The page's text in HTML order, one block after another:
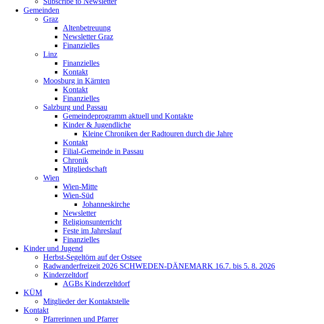
Gemeinden
Graz
Altenbetreuung
Newsletter Graz
Finanzielles
Linz
Finanzielles
Kontakt
Moosburg in Kärnten
Kontakt
Finanzielles
Salzburg und Passau
Gemeindeprogramm aktuell und Kontakte
Kinder & Jugendliche
Kleine Chroniken der Radtouren durch die Jahre
Kontakt
Filial-Gemeinde in Passau
Chronik
Mitgliedschaft
Wien
Wien-Mitte
Wien-Süd
Johanneskirche
Newsletter
Religionsunterricht
Feste im Jahreslauf
Finanzielles
Kinder und Jugend
Herbst-Segeltörn auf der Ostsee
Radwanderfreizeit 2026 SCHWEDEN-DÄNEMARK 16.7. bis 5. 8. 2026
Kinderzeltdorf
AGBs Kinderzeltdorf
KÜM
Mitglieder der Kontaktstelle
Kontakt
Pfarrerinnen und Pfarrer